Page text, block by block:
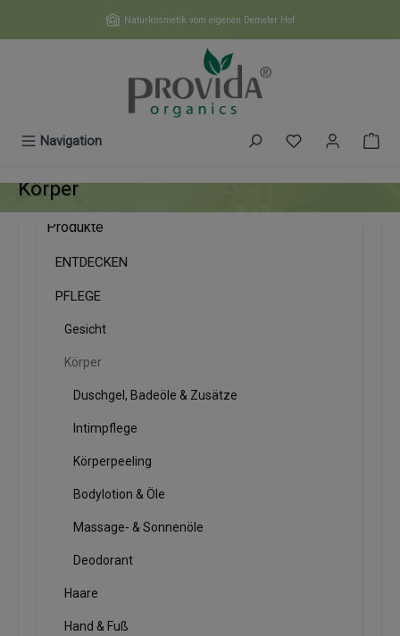
Zum Hauptinhalt springenNaturkosmetik vom eigenen Demeter Hof
Navigation Du hast 0
Körper
Produkte
ENTDECKEN
PFLEGE
Gesicht
Körper
Duschgel, Badeöle & Zusätze
Intimpflege
Körperpeeling
Bodylotion & Öle
Massage- & Sonnenöle
Deodorant
Haare
Hand & Fuß